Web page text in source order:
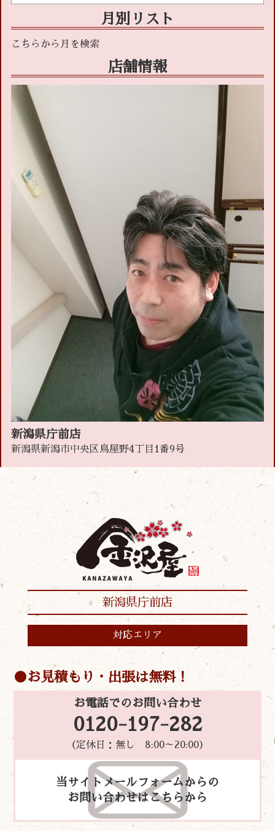
月別リスト
店舗情報
新潟県庁前店
新潟県新潟市中央区鳥屋野4丁目1番9号
新潟県庁前店
対応エリア
お見積もり・出張は無料！
お電話でのお問い合わせ
0120-197-282
（定休日：無し 8:00～20:00）
当サイトメールフォームからの
お問い合わせはこちらから